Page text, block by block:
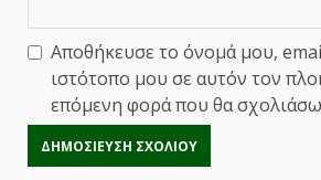
Αποθήκευσε το όνομά μου,
ιστότοπο μου σε αυτόν τον
επόμενη φορά που θα